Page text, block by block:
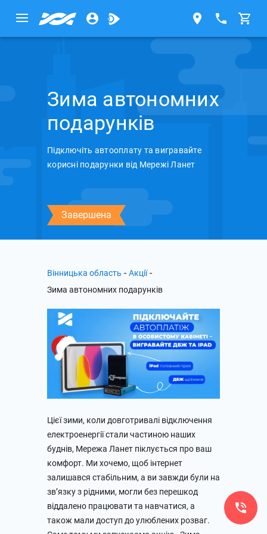
Зима автономних
подарунків
Підключіть автооплату та вигравайте
корисні подарунки від Мережі Ланет
Завершена
Вінницька область - Акції -
Зима автономних подарунків
Цієї зими, коли довготривалі відключення
електроенергії стали частиною наших
буднів, Мережа Ланет піклується про ваш
комфорт. Ми хочемо, щоб інтернет
залишався стабільним, а ви завжди були на
зв’язку з рідними, могли без перешкод
віддалено працювати та навчатися, а
також мали доступ до улюблених розваг.